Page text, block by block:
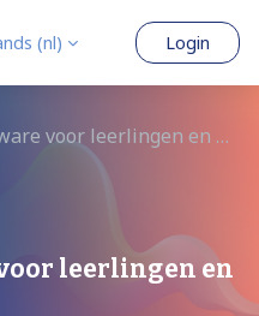
‎(nl)‎ Login
Academic software voor leerlingen en leerkrachten
leerlingen en